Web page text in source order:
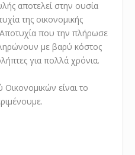
αποτελεί στην ουσία
της οικονομικής
Αποτυχία που την πλήρωσε
με βαρύ κόστος
για πολλά χρόνια.
είναι το